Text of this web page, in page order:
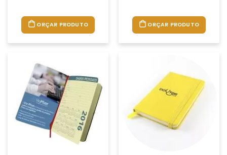
ORÇAR PRODUTO ORÇAR PRODUTO